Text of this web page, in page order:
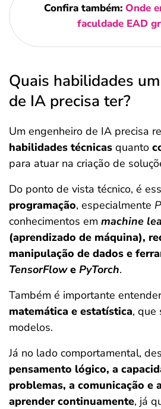
Confira também: Onde
faculdade EAD
Quais habilidades
de IA precisa ter?
Um engenheiro de IA precisa
habilidades técnicas quanto
para atuar na criação de
Do ponto de vista técnico, é
programação, especialmente
conhecimentos em machine
(aprendizado de máquina),
manipulação de dados e
TensorFlowe PyTorch.
Também é importante
matemática e estatística, que
modelos.
Já no lado comportamental,
pensamento lógico, a
problemas, a comunicação e
aprender continuamente, já